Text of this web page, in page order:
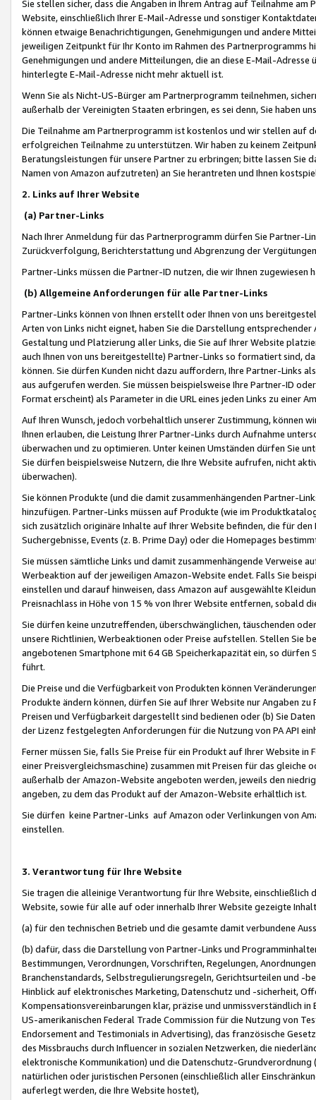
Sie stellen sicher, dass die Angaben in Ihrem Antrag auf Teilnahme
Website, einschließlich Ihrer E-Mail-Adresse und sonstiger
können etwaige Benachrichtigungen, Genehmigungen und andere
jeweiligen Zeitpunkt für Ihr Konto im Rahmen des Partnerprogramms
Genehmigungen und andere Mitteilungen, die an diese E-Mail-
hinterlegte E-Mail-Adresse nicht mehr aktuell ist.
Wenn Sie als Nicht-US-Bürger am Partnerprogramm teilnehmen,
außerhalb der Vereinigten Staaten erbringen, es sei denn, Sie haben
Die Teilnahme am Partnerprogramm ist kostenlos und wir stellen auf
erfolgreichen Teilnahme zu unterstützen. Wir haben zu keinem
Beratungsleistungen für unsere Partner zu erbringen; bitte lassen Sie
Namen von Amazon aufzutreten) an Sie herantreten und Ihnen
2. Links auf Ihrer Website
(a) Partner-Links
Nach Ihrer Anmeldung für das Partnerprogramm dürfen Sie Partner-
Zurückverfolgung, Berichterstattung und Abgrenzung der
Partner-Links müssen die Partner-ID nutzen, die wir Ihnen zugewiesen
(b) Allgemeine Anforderungen für alle Partner-Links
Partner-Links können von Ihnen erstellt oder Ihnen von uns
Arten von Links nicht eignet, haben Sie die Darstellung
Gestaltung und Platzierung aller Links, die Sie auf Ihrer Website
auch Ihnen von uns bereitgestellte) Partner-Links so formatiert sind,
können. Sie dürfen Kunden nicht dazu auffordern, Ihre Partner-Links
aus aufgerufen werden. Sie müssen beispielsweise Ihre Partner-ID
Format erscheint) als Parameter in die URL eines jeden Links zu einer
Auf Ihren Wunsch, jedoch vorbehaltlich unserer Zustimmung, können
Ihnen erlauben, die Leistung Ihrer Partner-Links durch Aufnahme
überwachen und zu optimieren. Unter keinen Umständen dürfen Sie
Sie dürfen beispielsweise Nutzern, die Ihre Website aufrufen, nicht
überwachen).
Sie können Produkte (und die damit zusammenhängenden Partner-
hinzufügen. Partner-Links müssen auf Produkte (wie im
sich zusätzlich originäre Inhalte auf Ihrer Website befinden, die für
Suchergebnisse, Events (z. B. Prime Day) oder die Homepages
Sie müssen sämtliche Links und damit zusammenhängende
Werbeaktion auf der jeweiligen Amazon-Website endet. Falls Sie
einstellen und darauf hinweisen, dass Amazon auf ausgewählte
Preisnachlass in Höhe von 15 % von Ihrer Website entfernen, sobald
Sie dürfen keine unzutreffenden, überschwänglichen, täuschenden
unsere Richtlinien, Werbeaktionen oder Preise aufstellen. Stellen Sie
angebotenen Smartphone mit 64 GB Speicherkapazität ein, so dürfen
führt.
Die Preise und die Verfügbarkeit von Produkten können
Produkte ändern können, dürfen Sie auf Ihrer Website nur Angaben
Preisen und Verfügbarkeit dargestellt sind bedienen oder (b) Sie
der Lizenz festgelegten Anforderungen für die Nutzung von PA API
Ferner müssen Sie, falls Sie Preise für ein Produkt auf Ihrer Website
einer Preisvergleichsmaschine) zusammen mit Preisen für das
außerhalb der Amazon-Website angeboten werden, jeweils den
angeben, zu dem das Produkt auf der Amazon-Website erhältlich ist.
Sie dürfen keine Partner-Links auf Amazon oder Verlinkungen von
einstellen.
3. Verantwortung für Ihre Website
Sie tragen die alleinige Verantwortung für Ihre Website,
Website, sowie für alle auf oder innerhalb Ihrer Website gezeigte
(a) für den technischen Betrieb und die gesamte damit verbundene
(b) dafür, dass die Darstellung von Partner-Links und
Bestimmungen, Verordnungen, Vorschriften, Regelungen,
Branchenstandards, Selbstregulierungsregeln, Gerichtsurteilen und -
Hinblick auf elektronisches Marketing, Datenschutz und -sicherheit,
Kompensationsvereinbarungen klar, präzise und unmissverständlich
US-amerikanischen Federal Trade Commission für die Nutzung von
Endorsement and Testimonials in Advertising), das französische
des Missbrauchs durch Influencer in sozialen Netzwerken, die
elektronische Kommunikation) und die Datenschutz-
natürlichen oder juristischen Personen (einschließlich aller
auferlegt werden, die Ihre Website hostet),